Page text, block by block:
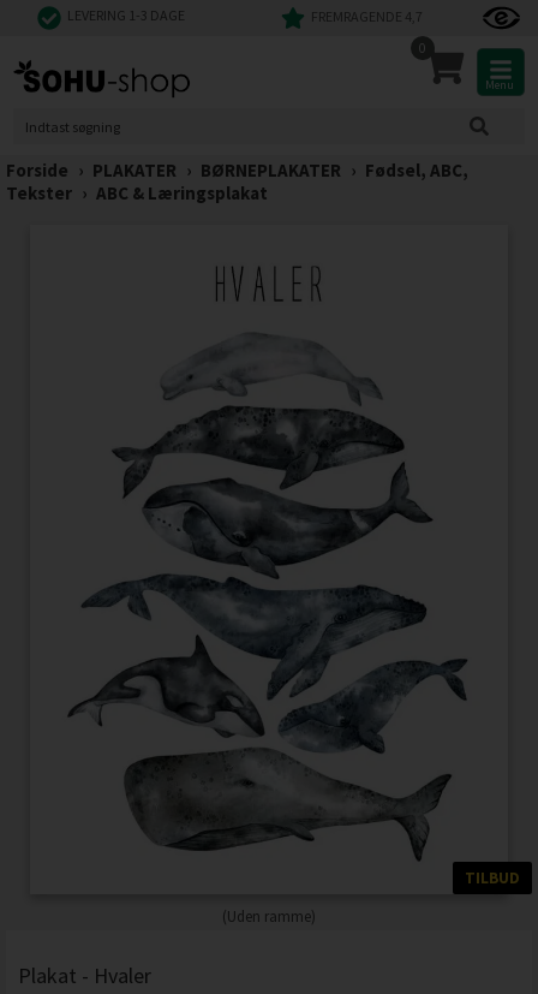
LEVERING 1-3 DAGE FREMRAGENDE 4,7
0
Menu
Forside › PLAKATER › BØRNEPLAKATER › Fødsel, ABC,
Tekster › ABC & Læringsplakat
TILBUD
(Uden ramme)
Plakat - Hvaler